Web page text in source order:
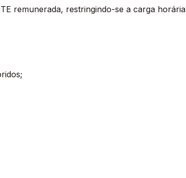
remunerada, restringindo-se a carga horária